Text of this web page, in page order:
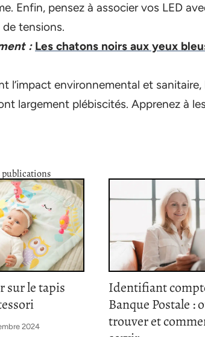
Enfin, pensez à associer vos LED
tensions.
: Les chatons noirs aux yeux
l’impact environnemental et
largement plébiscités. Apprenez à
publications
sur le tapis
2024
Identifiant
Banque Postale :
trouver et